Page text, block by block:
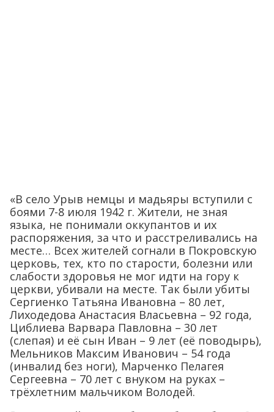
«В село Урыв немцы и мадьяры вступили с
боями 7-8 июля 1942 г. Жители, не зная
языка, не понимали оккупантов и их
распоряжения, за что и расстреливались на
месте… Всех жителей согнали в Покровскую
церковь, тех, кто по старости, болезни или
слабости здоровья не мог идти на гору к
церкви, убивали на месте. Так были убиты
Сергиенко Татьяна Ивановна – 80 лет,
Лиходедова Анастасия Власьевна – 92 года,
Циблиева Варвара Павловна – 30 лет
(слепая) и её сын Иван – 9 лет (её поводырь),
Мельников Максим Иванович – 54 года
(инвалид без ноги), Марченко Пелагея
Сергеевна – 70 лет с внуком на руках –
трёхлетним мальчиком Володей.